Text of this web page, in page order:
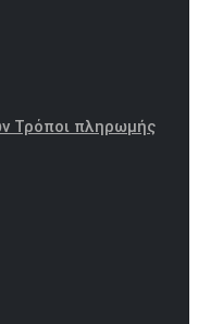
Τρόποι πληρωμής